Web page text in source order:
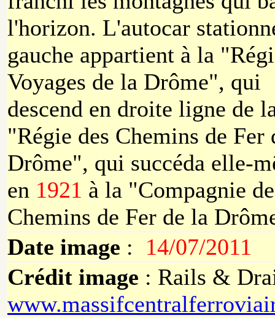
l'horizon. L'autocar
gauche appartient à la
Voyages de la Drôme", qui
descend en droite ligne de
"Régie des Chemins de Fer
Drôme", qui succéda elle-
en 1921 à la "Compagnie
Chemins de Fer de la
Date image : 14/07/2011
Crédit image : Rails &